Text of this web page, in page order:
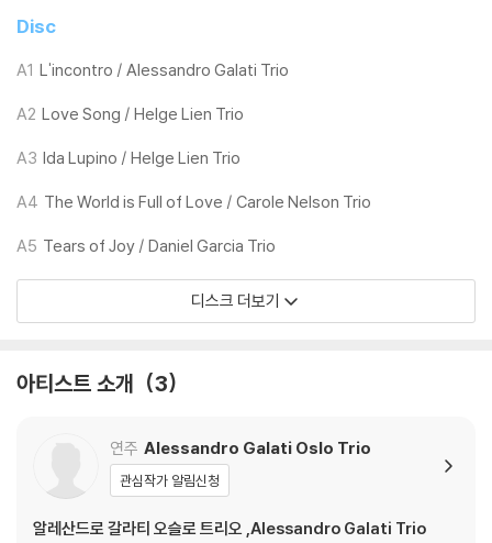
모델) 다이내믹 사운드의 편차가 큰 트랙을 재생할 때 이상 현상이 발생할
기기 문제로 인해 발생하는 재생 불량 현상에 대해서는 반품/교환이 불가
2) 디스크는 정전기와 먼지로 인해 재생이 원활하지 않은 경우가 있습니
다. 전용 제품으로 이를 제거하면 대부분 해결됩니다.
3) 바늘에 먼지가 쌓이는 경우에도 재생이 원활하지 않을 수 있습니다.
1) 열을 가하여 제작하는 바이닐 공정 특성상 디스크 표면이 미세하게 울
렁거리거나 휘어지는 경우가 있습니다.
재생이 불안정한 경우 스태빌라이저를 사용하시면 좀 더 안정적인 재생이
지되도록 디스크 센터 홀 구경이 작게 제작되는 경우가 있습니다. 턴테이
하시면 해결됩니다.
3) 디스크에 미세한 잔 흠집이 남아있거나 인쇄 면이 깨끗하지 않은 경우
가 있으며, 이는 상품의 불량이 아닙니다. 단, 재생에 이상이 있는 경우에는
Disc
A1 L'incontro / Alessandro Galati Trio
A2 Love Song / Helge Lien Trio
A3 Ida Lupino / Helge Lien Trio
A4 The World is Full of Love / Carole Nelson Trio
A5 Tears of Joy / Daniel Garcia Trio
디스크 더보기
아티스트 소개 3
연주 Alessandro Galati Oslo Trio
관심작가 알림신청
알레산드로 갈라티 오슬로 트리오 ,Alessandro Galati Trio